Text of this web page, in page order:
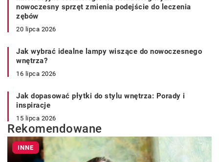
nowoczesny sprzęt zmienia podejście do leczenia
zębów
20 lipca 2026
Jak wybrać idealne lampy wiszące do nowoczesnego
wnętrza?
16 lipca 2026
Jak dopasować płytki do stylu wnętrza: Porady i
inspiracje
15 lipca 2026
Rekomendowane
INNE